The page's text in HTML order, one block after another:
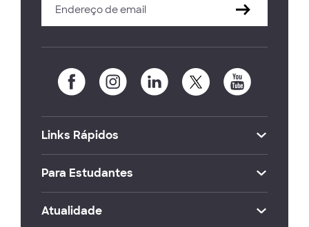
Links Rápidos
Para Estudantes
Atualidade